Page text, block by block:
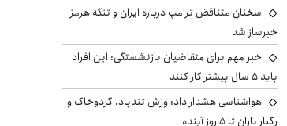
سخنان متناقض ترامپ درباره ایران و تنگه هرمز
خبرساز شد
خبر مهم برای متقاضیان بازنشستگی: این افراد
باید ۵ سال بیشتر کار کنند
هواشناسی هشدار داد: وزش تندباد، گردوخاک و
رگبار باران تا ۵ روز آینده